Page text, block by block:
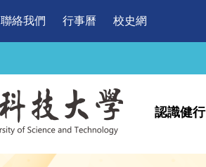
聯絡我們 行事曆 校史網
認識健行